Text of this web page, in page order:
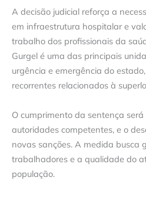
A decisão judicial reforça a
em infraestrutura hospitalar e
trabalho dos profissionais da
Gurgel é uma das principais
urgência e emergência do
recorrentes relacionados à
O cumprimento da sentença
autoridades competentes, e o
novas sanções. A medida busca
trabalhadores e a qualidade do
população.